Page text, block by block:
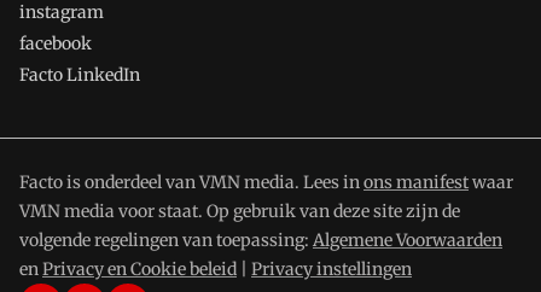
instagram
facebook
Facto LinkedIn
Facto is onderdeel van VMN media. Lees inons manifestwaar
VMN media voor staat. Op gebruik van deze site zijn de
volgende regelingen van toepassing: Algemene Voorwaarden
enPrivacy en Cookie beleid Privacy instellingen